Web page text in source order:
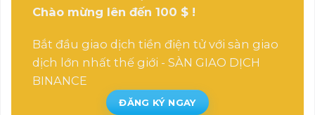
Chào mừng lên đến 100 $ !
Bắt đầu giao dịch tiền điện tử với sàn giao
dịch lớn nhất thế giới - SÀN GIAO DỊCH
BINANCE
ĐĂNG KÝ NGAY